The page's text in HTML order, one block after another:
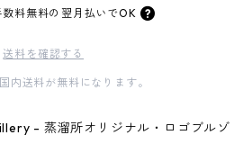
数料無料の 翌月払いでOK
送料を確認する
内送料が無料になります。
- 蒸溜所オリジナル・ロゴブルゾ